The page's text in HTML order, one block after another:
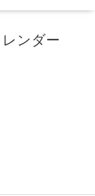
ンダー